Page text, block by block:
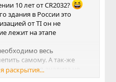
10 лет от CR2032?
здания в России это
от TI он не
лежит на этапе
весь
самому. А так-же
данных для анализа не
раскрытия...